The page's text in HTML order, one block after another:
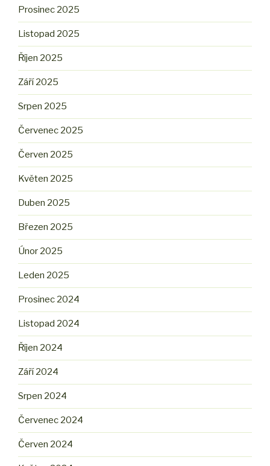
Prosinec 2025
Listopad 2025
Říjen 2025
Září 2025
Srpen 2025
Červenec 2025
Červen 2025
Květen 2025
Duben 2025
Březen 2025
Únor 2025
Leden 2025
Prosinec 2024
Listopad 2024
Říjen 2024
Září 2024
Srpen 2024
Červenec 2024
Červen 2024